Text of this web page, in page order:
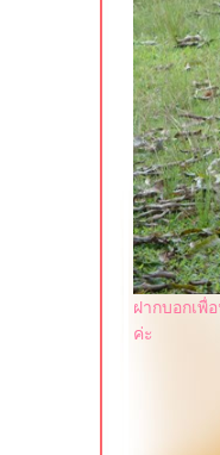
ฝากบอกเพื่
ค่ะ